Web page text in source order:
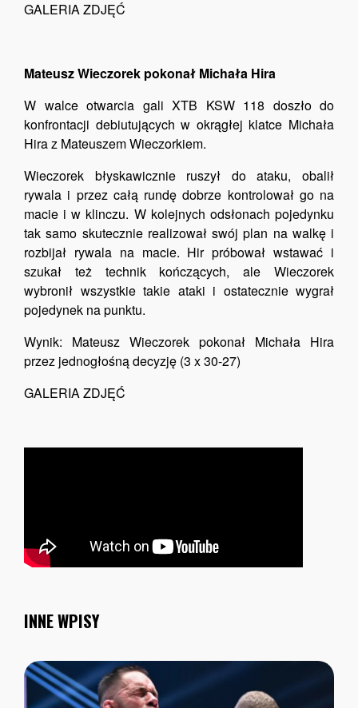
GALERIA ZDJĘĆ
Mateusz Wieczorek pokonał Michała Hira
W walce otwarcia gali XTB KSW 118 doszło do
konfrontacji debiutujących w okrągłej klatce Michała
Hira z Mateuszem Wieczorkiem.
Wieczorek błyskawicznie ruszył do ataku, obalił
rywala i przez całą rundę dobrze kontrolował go na
macie i w klinczu. W kolejnych odsłonach pojedynku
tak samo skutecznie realizował swój plan na walkę i
rozbijał rywala na macie. Hir próbował wstawać i
szukał też technik kończących, ale Wieczorek
wybronił wszystkie takie ataki i ostatecznie wygrał
pojedynek na punktu.
Wynik: Mateusz Wieczorek pokonał Michała Hira
przez jednogłośną decyzję (3 x 30-27)
GALERIA ZDJĘĆ
INNE WPISY